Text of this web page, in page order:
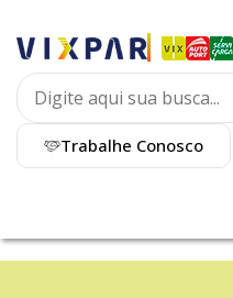
Trabalhe Conosco